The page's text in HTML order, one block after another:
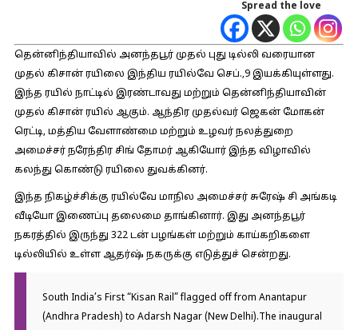
Spread the love
தென்னிந்தியாவில் அனந்தபூர் முதல் புது டில்லி வரையான
முதல் கிசான் ரயிலை இந்திய ரயில்வே செப்.,9 இயக்கியுள்ளது.
இந்த ரயில் நாட்டில் இரண்டாவது மற்றும் தென்னிந்தியாவின்
முதல் கிசான் ரயில் ஆகும். ஆந்திர முதல்வர் ஜெகன் மோகன்
ரெட்டி, மத்திய வேளாண்மை மற்றும் உழவர் நலத்துறை
அமைச்சர் நரேந்திர சிங் தோமர் ஆகியோர் இந்த விழாவில்
கலந்து கொண்டு ரயிலை துவக்கினர்.
இந்த நிகழ்ச்சிக்கு ரயில்வே மாநில அமைச்சர் சுரேஷ் சி அங்கடி
வீடியோ இணைப்பு தலைமை தாங்கினார். இது அனந்தபூர்
நகரத்தில் இருந்து 322 டன் பழங்கள் மற்றும் காய்கறிகளை
டில்லியில் உள்ள ஆதர்ஷ் நகருக்கு எடுத்துச் சென்றது.
South India’s First “Kisan Rail” flagged off from Anantapur
(Andhra Pradesh) to Adarsh Nagar (New Delhi).The inaugural